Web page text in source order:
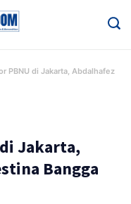
PBNU di Jakarta, Abdalhafez
Jakarta,
Bangga